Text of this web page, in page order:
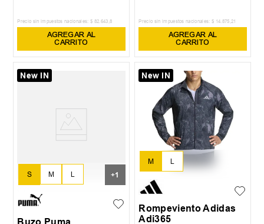
Precio sin impuestos nacionales: $ 82 643 8
AGREGAR AL
CARRITO
Precio sin impuestos nacionales: $ 14 875 21
AGREGAR AL
CARRITO
New IN
S M
XL
L +1
New IN
M L
Rompeviento Adidas
Adi365